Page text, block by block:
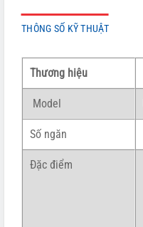
THÔNG SỐ KỸ THUẬT
Thương hiệu
Model
Số ngăn
Đặc điểm